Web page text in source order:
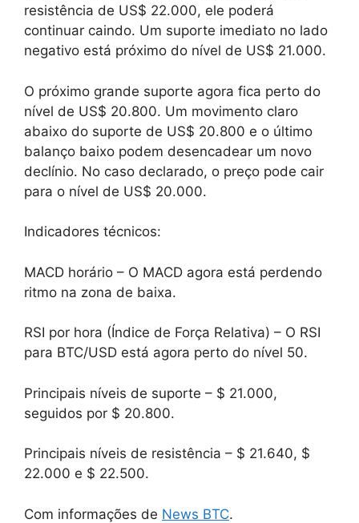
resistência de US$ 22.000, ele poderá
continuar caindo. Um suporte imediato no lado
negativo está próximo do nível de US$ 21.000.
O próximo grande suporte agora fica perto do
nível de US$ 20.800. Um movimento claro
abaixo do suporte de US$ 20.800 e o último
balanço baixo podem desencadear um novo
declínio. No caso declarado, o preço pode cair
para o nível de US$ 20.000.
Indicadores técnicos:
MACD horário – O MACD agora está perdendo
ritmo na zona de baixa.
RSI por hora (Índice de Força Relativa) – O RSI
para BTC/USD está agora perto do nível 50.
Principais níveis de suporte – $ 21.000,
seguidos por $ 20.800.
Principais níveis de resistência – $ 21.640, $
22.000 e $ 22.500.
Com informações de News BTC.